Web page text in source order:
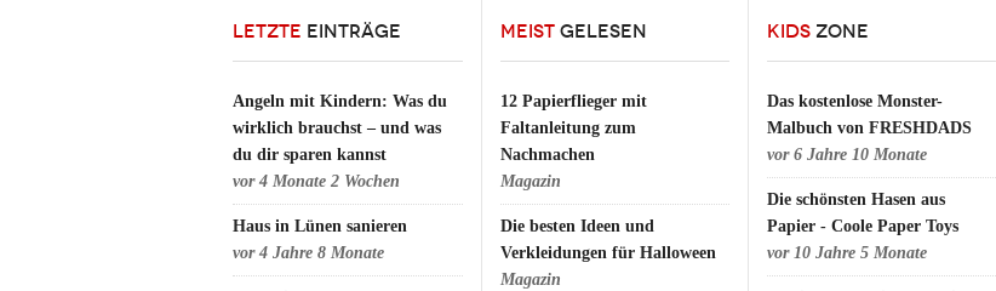
LETZTE EINTRÄGE
Angeln mit Kindern: Was du
wirklich brauchst – und was
du dir sparen kannst
vor 4 Monate 2 Wochen
Haus in Lünen sanieren
vor 4 Jahre 8 Monate
MEIST GELESEN
12 Papierflieger mit
Faltanleitung zum
Nachmachen
Magazin
Die besten Ideen und
Verkleidungen für Halloween
Magazin
KIDS ZONE
Das kostenlose Monster-
Malbuch von FRESHDADS
vor 6 Jahre 10 Monate
Die schönsten Hasen aus
Papier - Coole Paper Toys
vor 10 Jahre 5 Monate